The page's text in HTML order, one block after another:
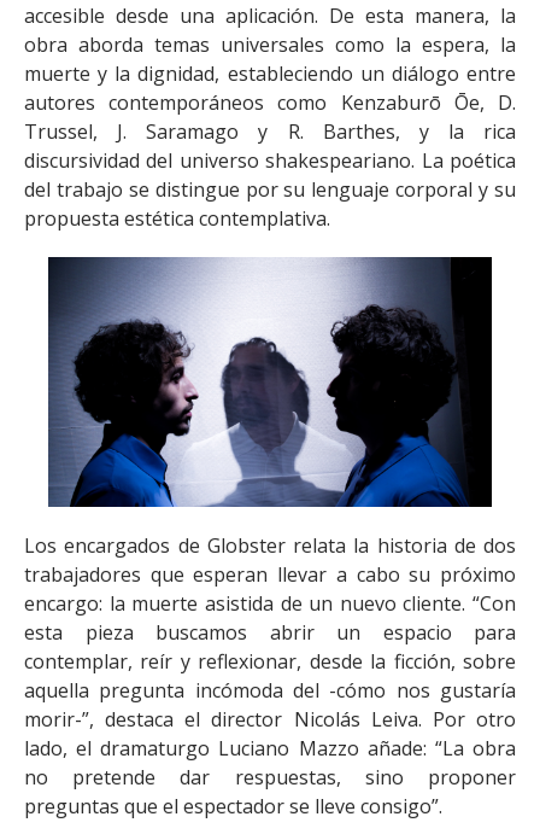
accesible desde una aplicación. De esta manera, la
obra aborda temas universales como la espera, la
muerte y la dignidad, estableciendo un diálogo entre
autores contemporáneos como Kenzaburō Ōe, D.
Trussel, J. Saramago y R. Barthes, y la rica
discursividad del universo shakespeariano. La poética
del trabajo se distingue por su lenguaje corporal y su
propuesta estética contemplativa.
Los encargados de Globster relata la historia de dos
trabajadores que esperan llevar a cabo su próximo
encargo: la muerte asistida de un nuevo cliente. “Con
esta pieza buscamos abrir un espacio para
contemplar, reír y reflexionar, desde la ficción, sobre
aquella pregunta incómoda del -cómo nos gustaría
morir-”, destaca el director Nicolás Leiva. Por otro
lado, el dramaturgo Luciano Mazzo añade: “La obra
no pretende dar respuestas, sino proponer
preguntas que el espectador se lleve consigo”.